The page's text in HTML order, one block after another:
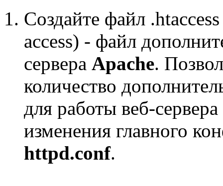
Создайте файл .htaccess
access) - файл
сервера Apache.
количество
для работы веб-
изменения главного
httpd.conf.